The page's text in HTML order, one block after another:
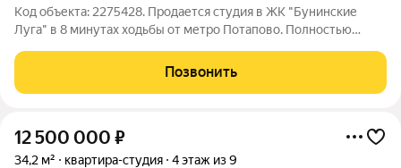
Код объекта: 2275428. Продается студия в ЖК "Бунинские
Луга" в 8 минутах ходьбы от метро Потапово. Полностью
Развитая инфраструктура, хорошая транспортная доступность,
рядом с домом
Позвонить
12 500 000 ₽
34,2 м² квартира-студия 4 этаж из 9